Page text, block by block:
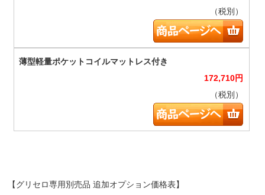
（税別）
172,710円
（税別）
【グリセロ専用別売品 追加オプション価格表】